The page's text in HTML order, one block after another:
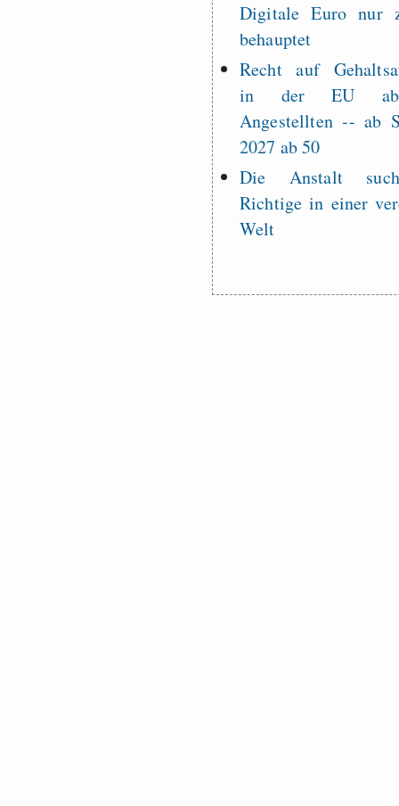
Digitale Euro nur
behauptet
Recht auf
in der EU
Angestellten -- ab
2027 ab 50
Die Anstalt
Richtige in einer
Welt